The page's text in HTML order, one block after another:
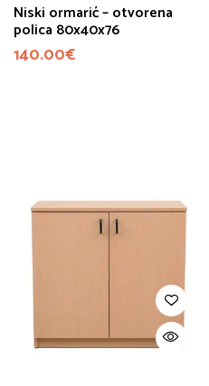
Niski ormarić – otvorena
polica 80x40x76
140.00€